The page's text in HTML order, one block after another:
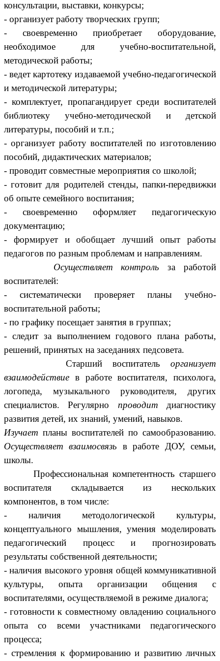
консультации, выставки, конкурсы;
- организует работу творческих групп;
- своевременно приобретает оборудование,
необходимое для учебно-воспитательной,
методической работы;
- ведет картотеку издаваемой учебно-педагогической
и методической литературы;
- комплектует, пропагандирует среди воспитателей
библиотеку учебно-методической и детской
литературы, пособий и т.п.;
- организует работу воспитателей по изготовлению
пособий, дидактических материалов;
- проводит совместные мероприятия со школой;
- готовит для родителей стенды, папки-передвижки
об опыте семейного воспитания;
- своевременно оформляет педагогическую
документацию;
- формирует и обобщает лучший опыт работы
педагогов по разным проблемам и направлениям.
Осуществляет контроль за работой
воспитателей:
- систематически проверяет планы учебно-
воспитательной работы;
- по графику посещает занятия в группах;
- следит за выполнением годового плана работы,
решений, принятых на заседаниях педсовета.
Старший воспитатель организует
взаимодействие в работе воспитателя, психолога,
логопеда, музыкального руководителя, других
специалистов. Регулярно проводит диагностику
развития детей, их знаний, умений, навыков.
Изучает планы воспитателей по самообразованию.
Осуществляет взаимосвязь в работе ДОУ, семьи,
школы.
Профессиональная компетентность старшего
воспитателя складывается из нескольких
компонентов, в том числе:
- наличия методологической культуры,
концептуального мышления, умения моделировать
педагогический процесс и прогнозировать
результаты собственной деятельности;
- наличия высокого уровня общей коммуникативной
культуры, опыта организации общения с
воспитателями, осуществляемой в режиме диалога;
- готовности к совместному овладению социального
опыта со всеми участниками педагогического
процесса;
- стремления к формированию и развитию личных